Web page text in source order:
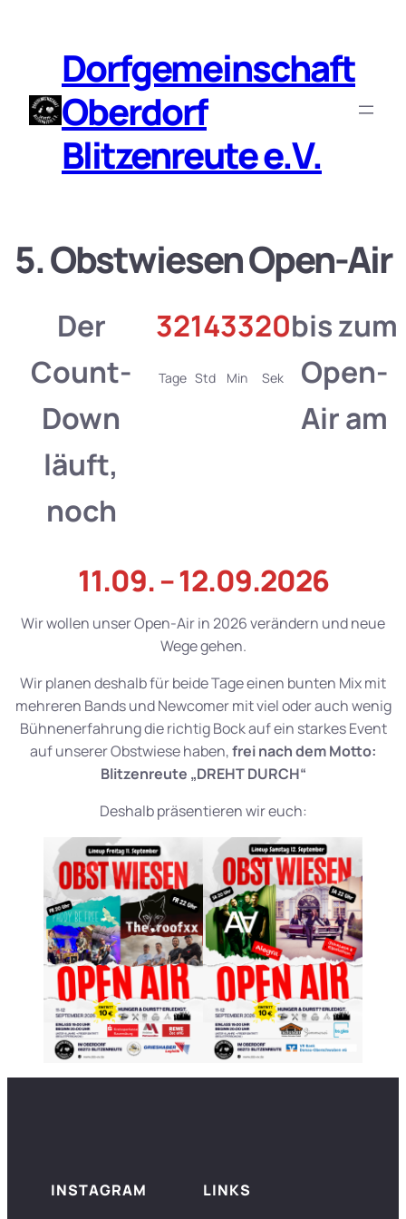
Dorfgemeinschaft
Oberdorf
Blitzenreute e.V.
5. Obstwiesen Open-Air
Der
Count-
Down
läuft,
noch
32
Tage
14
Std
33
Min
20
Sek
bis zum
Open-
Air am
11.09. – 12.09.2026
Wir wollen unser Open-Air in 2026 verändern und neue
Wege gehen.
Wir planen deshalb für beide Tage einen bunten Mix mit
mehreren Bands und Newcomer mit viel oder auch wenig
Bühnenerfahrung die richtig Bock auf ein starkes Event
auf unserer Obstwiese haben,frei nach dem Motto:
Blitzenreute „DREHT DURCH“
Deshalb präsentieren wir euch:
INSTAGRAM
LINKS